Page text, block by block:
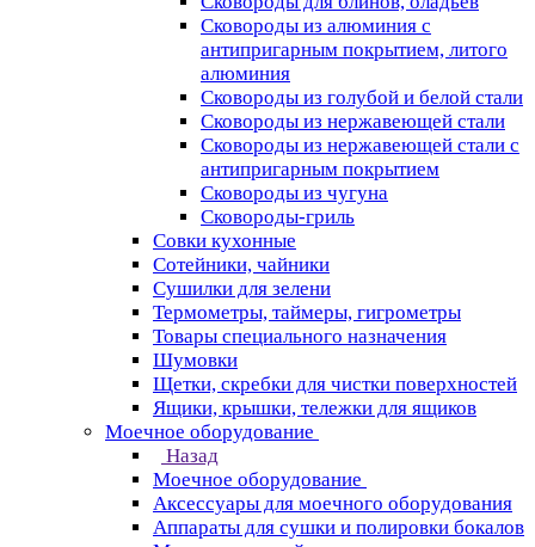
Сковороды из алюминия с
антипригарным покрытием, литого
алюминия
Сковороды из голубой и белой стали
Сковороды из нержавеющей стали
Сковороды из нержавеющей стали с
антипригарным покрытием
Сковороды из чугуна
Сковороды-гриль
Совки кухонные
Сотейники, чайники
Сушилки для зелени
Термометры, таймеры, гигрометры
Товары специального назначения
Шумовки
Щетки, скребки для чистки поверхностей
Ящики, крышки, тележки для ящиков
Моечное оборудование
Назад
Моечное оборудование
Аксессуары для моечного оборудования
Аппараты для сушки и полировки бокалов